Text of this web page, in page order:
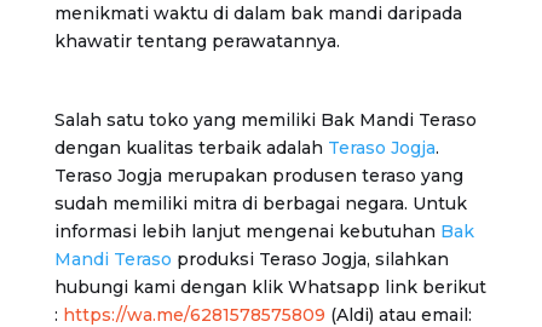
menikmati waktu di dalam bak mandi daripada
khawatir tentang perawatannya.
Salah satu toko yang memiliki Bak Mandi Teraso
dengan kualitas terbaik adalah Teraso Jogja.
Teraso Jogja merupakan produsen teraso yang
sudah memiliki mitra di berbagai negara. Untuk
informasi lebih lanjut mengenai kebutuhan Bak
Mandi Teraso produksi Teraso Jogja, silahkan
hubungi kami dengan klik Whatsapp link berikut
: https://wa.me/6281578575809 (Aldi) atau email: